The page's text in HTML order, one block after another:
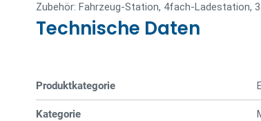
Zubehör: Fahrzeug-Station, 4fach-Ladestation,
Technische Daten
Produktkategorie
Kategorie